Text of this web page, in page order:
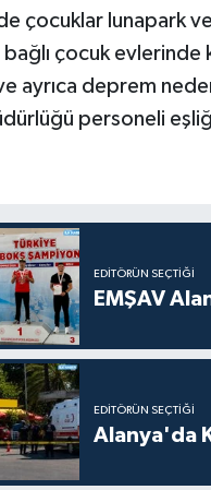
çocuklar lunapark
çocuk
ayrıca deprem
personeli
EDITÖRÜN SEÇTIĞI
EMŞAV
EDITÖRÜN SEÇTIĞI
Alanya'da